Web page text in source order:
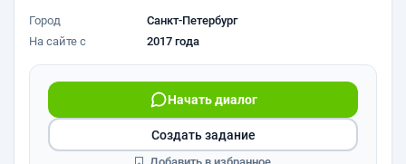
Город
Санкт-Петербург
На сайте с
2017 года
Начать диалог
Создать задание